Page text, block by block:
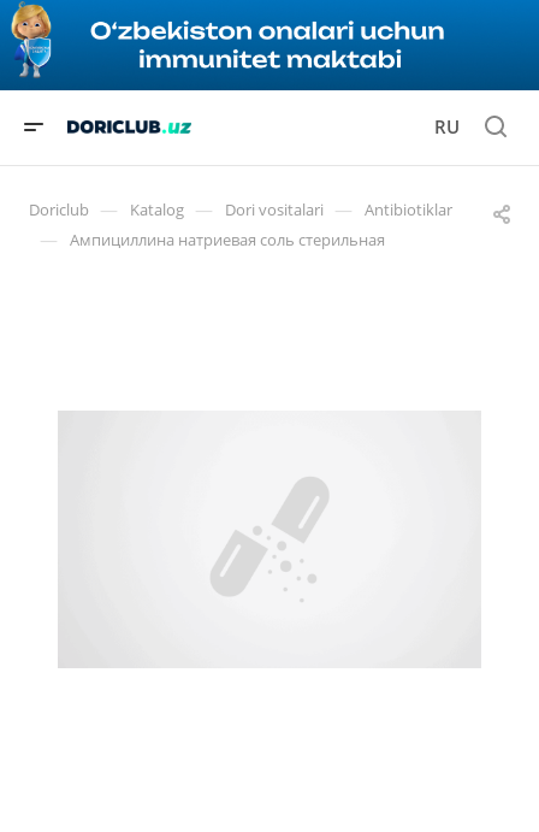
RU
Doriclub — Katalog — Dori vositalari — Antibiotiklar
— Ампициллина натриевая соль стерильная